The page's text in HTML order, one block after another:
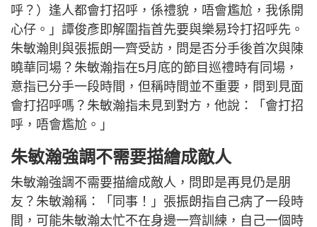
呼？）逢人都會打招呼，係禮貌，唔會尷尬，我係開
心仔。」譚俊彥即解圍指首先要與樂易玲打招呼先。
朱敏瀚則與張振朗一齊受訪，問是否分手後首次與陳
曉華同場？朱敏瀚指在5月底的節目巡禮時有同場，
意指已分手一段時間，但稱時間並不重要，問到見面
會打招呼嗎？朱敏瀚指未見到對方，他說：「會打招
呼，唔會尷尬。」
朱敏瀚強調不需要描繪成敵人
朱敏瀚強調不需要描繪成敵人，問即是再見仍是朋
友？朱敏瀚稱：「同事！」張振朗指自己病了一段時
間，可能朱敏瀚太忙不在身邊一齊訓練，自己一個時